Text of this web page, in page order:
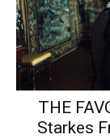
THE
Starkes